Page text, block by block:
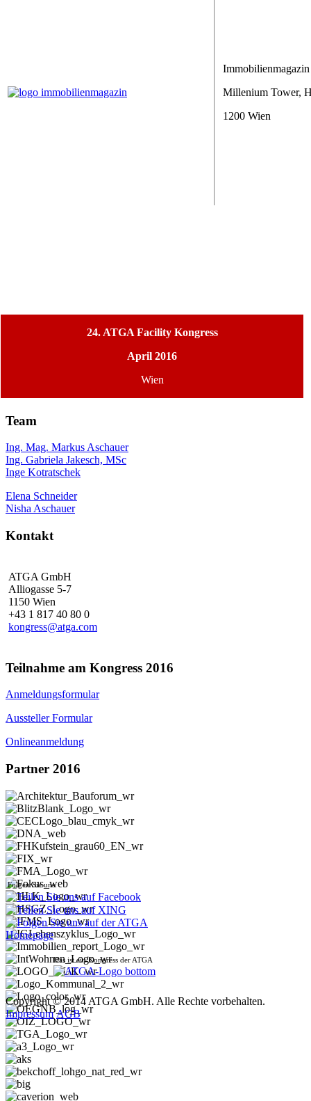
Immobilienmagazin
Millenium Tower,
1200 Wien
24. ATGA Facility Kongress
April 2016
Wien
Team
Ing. Mag. Markus Aschauer
Ing. Gabriela Jakesch, MSc
Inge Kotratschek
Elena Schneider
Nisha Aschauer
Kontakt
ATGA GmbH
Alliogasse 5-7
1150 Wien
+43 1 817 40 80 0
kongress@atga.com
Teilnahme am Kongress 2016
Anmeldungsformular
Aussteller Formular
Onlineanmeldung
Partner 2016
Folgen Sie uns:
Das ist ein Kongress der ATGA
Copyright © 2014 ATGA GmbH. Alle Rechte vorbehalten.
Impressum AGB